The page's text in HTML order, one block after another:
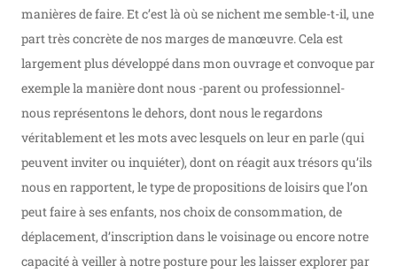
manières de faire. Et c’est là où se nichent me semble-t-il, une
part très concrète de nos marges de manœuvre. Cela est
largement plus développé dans mon ouvrage et convoque par
exemple la manière dont nous -parent ou professionnel-
nous représentons le dehors, dont nous le regardons
véritablement et les mots avec lesquels on leur en parle (qui
peuvent inviter ou inquiéter), dont on réagit aux trésors qu’ils
nous en rapportent, le type de propositions de loisirs que l’on
peut faire à ses enfants, nos choix de consommation, de
déplacement, d’inscription dans le voisinage ou encore notre
capacité à veiller à notre posture pour les laisser explorer par